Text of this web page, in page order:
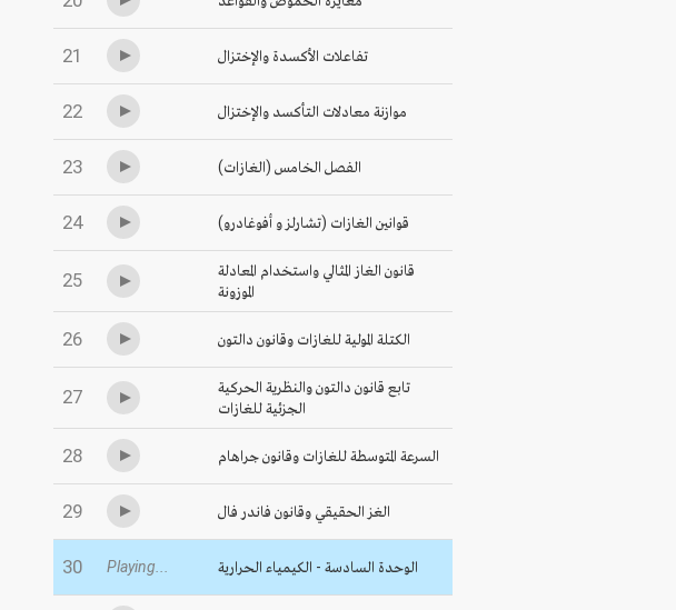
21 تفاعلات الأكسدة والإختزال
22 موازنة معادلات التأكسد والإختزال
23 الفصل الخامس (الغازات)
24 قوانين الغازات (تشارلز و أفوغادرو)
25
قانون الغاز المثالي واستخدام المعادلة
الموزونة
26 الكتلة المولية للغازات وقانون دالتون
27
تابع قانون دالتون والنظرية الحركية
الجزئية للغازات
28 السرعة المتوسطة للغازات وقانون جراهام
29 الغز الحقيقي وقانون فاندر فال
30 Playing... الوحدة السادسة - الكيمياء الحرارية